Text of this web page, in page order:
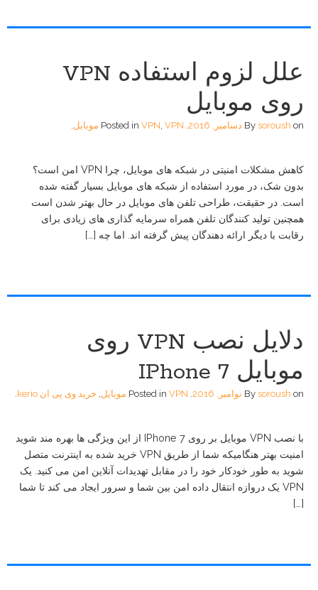
علل لزوم استفاده VPN
روی موبایل
By soroush on دسامبر, 2016 Posted in VPN VPN موبایل
کاهش مشکلات امنیتی در شبکه های موبایل، چرا VPN امن است؟
بدون شک، در مورد استفاده از شبکه های موبایل بسیار گفته شده
است. در حقیقت، طراحی تلفن های موبایل در حال بهتر شدن است
همچنین تولید کنندگان تلفن همراه سرمایه گذاری های زیادی برای
رقابت با دیگر ارائه دهندگان پیش گرفته اند. اما چه […]
دلایل نصب VPN روی
موبایل IPhone 7
By soroush on نوامبر, 2016 .
Posted in VPN موبایل , خرید وی پی ان kerio .
با نصب VPN موبایل بر روی IPhone 7 از این ویژگی ها بهره مند شوید
امنیت بهتر هنگامیکه شما از طریق VPN خرید شده به اینترنت متصل
شوید به طور خودکار خود را در مقابل تهدیدات آنلاین امن می کنید. یک
VPN یک دروازه انتقال داده امن بین شما و سرور ایجاد می کند تا شما
[…]